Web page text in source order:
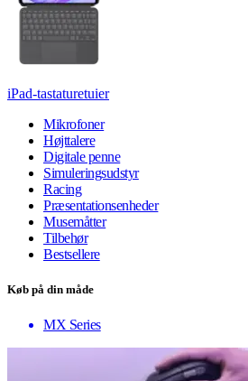
iPad-tastaturetuier
Mikrofoner
Højttalere
Digitale penne
Simuleringsudstyr
Racing
Præsentationsenheder
Musemåtter
Tilbehør
Bestsellere
Køb på din måde
MX Series